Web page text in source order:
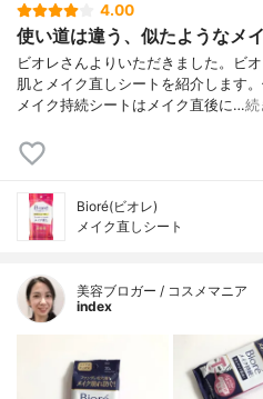
4.00
使い道は違う、似たようなメ
ビオレさんよりいただきました。ビ
肌とメイク直しシートを紹介します
メイク持続シートはメイク直後に…続
Bioré(ビオレ)
メイク直しシート
美容ブロガー / コスメマニア
index